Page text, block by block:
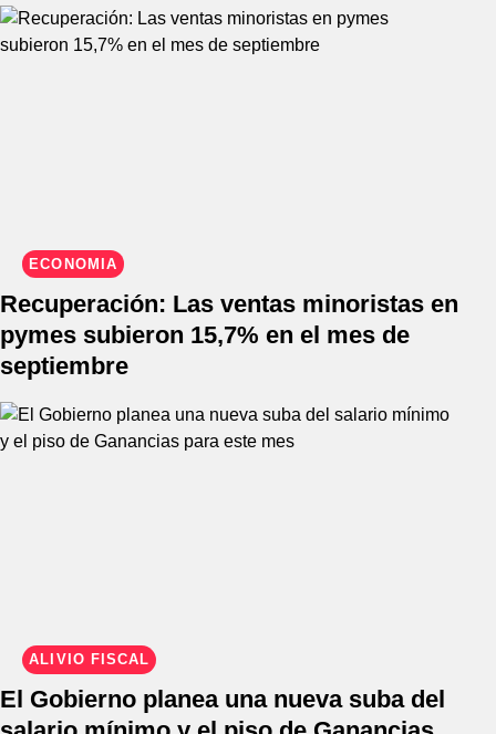
ECONOMÍA
Recuperación: Las ventas minoristas en
pymes subieron 15,7% en el mes de
septiembre
ALIVIO FISCAL
El Gobierno planea una nueva suba del